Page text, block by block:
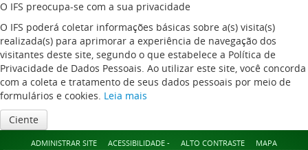
O IFS preocupa-se com a sua privacidade
O IFS poderá coletar informações básicas sobre a(s) visita(s)
realizada(s) para aprimorar a experiência de navegação dos
visitantes deste site, segundo o que estabelece a Política de
Privacidade de Dados Pessoais. Ao utilizar este site, você concorda
com a coleta e tratamento de seus dados pessoais por meio de
formulários e cookies. Leia mais
Ciente
ADMINISTRAR SITE ACESSIBILIDADE - ALTO CONTRASTE MAPA